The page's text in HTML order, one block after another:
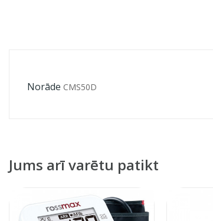
Norāde СMS50D
Jums arī varētu patikt